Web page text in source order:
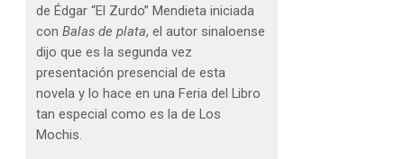
de Édgar “El Zurdo” Mendieta iniciada
con Balas de plata, el autor sinaloense
dijo que es la segunda vez
presentación presencial de esta
novela y lo hace en una Feria del Libro
tan especial como es la de Los
Mochis.